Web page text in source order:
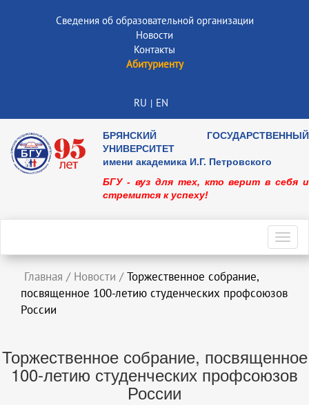
Сведения об образовательной организации
Новости
Контакты
Абитуриенту
RU | EN
БРЯНСКИЙ ГОСУДАРСТВЕННЫЙ
УНИВЕРСИТЕТ
имени академика И.Г. Петровского
БГУ - вуз для тех, кто верит в себя и
стремится к успеху!
Главная / Новости / Торжественное собрание,
посвященное 100-летию студенческих профсоюзов
России
Торжественное собрание, посвященное
100-летию студенческих профсоюзов
России